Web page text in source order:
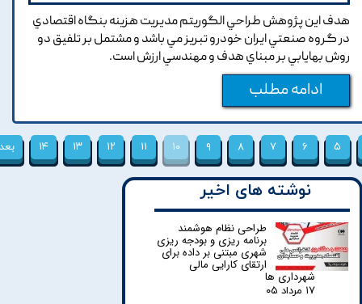
هدف اين پژوهش طراحي الگوريتم مديريت هزينه بنگاه اقتصادي
در گروه صنعتي ايران خودرو تبريز مي باشد و مشتمل بر تلفيق دو
روش بهايابي بر مبناي هدف و مهندسي ارزش است.
ادامه مطلب
۵ ۶ ۷ ۸ ۹ ۱۰ ۱۱ ۱۲ ۱۳ ۱۴
نوشته های اخیر
طراحی نظام هوشمند
برنامه ریزی و بودجه ریزی
شهری مبتنی بر داده برای
ارتقای کارایی مالی
شهرداری ها
۱۷ مرداد ۰۵